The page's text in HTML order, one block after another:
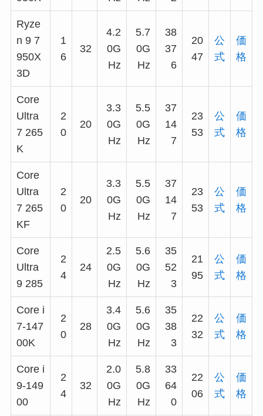
Ryze
n 9 7
950X
3D
1
6
32
4.2
0G
Hz
5.7
0G
Hz
38
37
6
20
47
公
式
価
格
Core
Ultra
7 265
K
2
0
20
3.3
0G
Hz
5.5
0G
Hz
37
14
7
23
53
公
式
価
格
Core
Ultra
7 265
KF
2
0
20
3.3
0G
Hz
5.5
0G
Hz
37
14
7
23
53
公
式
価
格
Core
Ultra
9 285
2
4
24
2.5
0G
Hz
5.6
0G
Hz
35
52
3
21
95
公
式
価
格
Core i
7-147
00K
2
0
28
3.4
0G
Hz
5.6
0G
Hz
35
38
3
22
32
公
式
価
格
Core i
9-149
00
2
4
32
2.0
0G
Hz
5.8
0G
Hz
33
64
0
22
06
公
式
価
格